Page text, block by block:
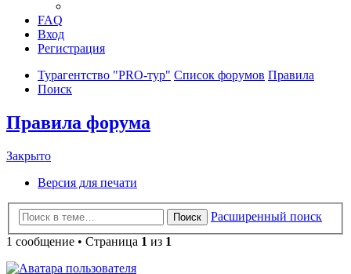
FAQ
Вход
Регистрация
Турагентство "PRO-тур" Список форумов Правила
Поиск
Правила форума
Закрыто
Версия для печати
Поиск
Расширенный поиск
1 сообщение • Страница 1 из 1